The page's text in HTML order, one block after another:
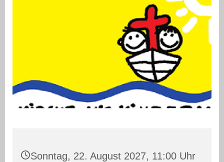
Sonntag, 22. August 2027, 11:00 Uhr